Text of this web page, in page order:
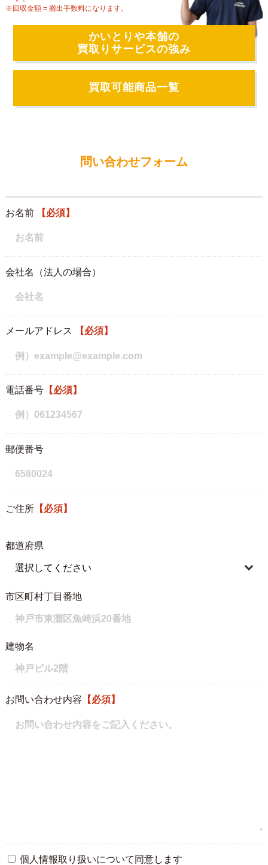
※回収金額 = 搬出手数料になります。
かいとりや本舗の
買取りサービスの強み
買取可能商品一覧
問い合わせフォーム
お名前 【必須】
会社名（法人の場合）
メールアドレス 【必須】
電話番号【必須】
郵便番号
ご住所【必須】
都道府県
市区町村丁目番地
建物名
お問い合わせ内容 【必須】
個人情報取り扱いについて同意します